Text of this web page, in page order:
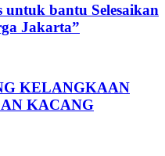
bantu Selesaikan
Jakarta”
KELANGKAAN
KACANG